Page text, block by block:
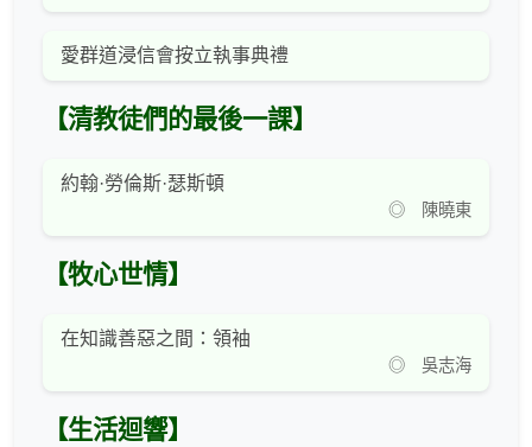
愛群道浸信會按立執事典禮
【清教徒們的最後一課】
約翰·勞倫斯·瑟斯頓
◎ 陳曉東
【牧心世情】
在知識善惡之間：領袖
◎ 吳志海
【生活迴響】